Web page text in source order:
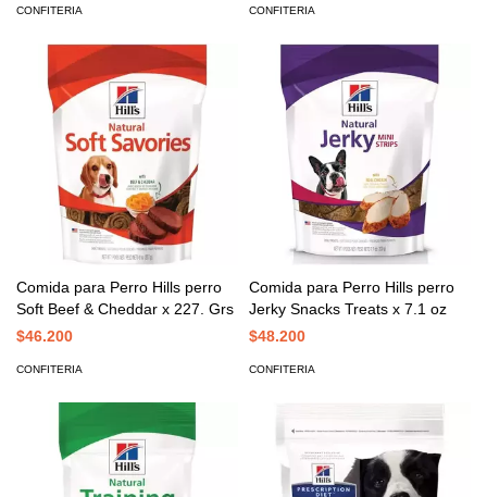
CONFITERIA CONFITERIA
Comida para Perro Hills perro
Soft Beef & Cheddar x 227. Grs
$46.200
CONFITERIA
Comida para Perro Hills perro
Jerky Snacks Treats x 7.1 oz
$48.200
CONFITERIA